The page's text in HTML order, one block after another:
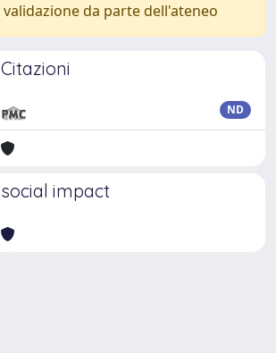
validazione da parte dell'ateneo
Citazioni
ND
social impact